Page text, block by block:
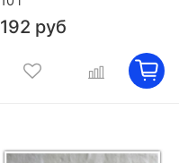
192 руб